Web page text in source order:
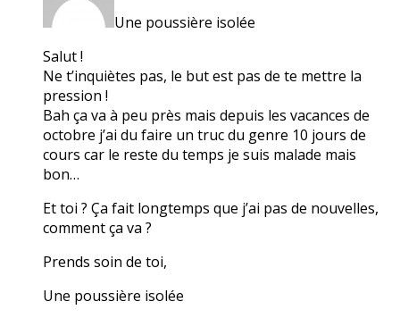
Une poussière isolée
Salut !
Ne t’inquiètes pas, le but est pas de te mettre la
pression !
Bah ça va à peu près mais depuis les vacances de
octobre j’ai du faire un truc du genre 10 jours de
cours car le reste du temps je suis malade mais
bon…
Et toi ? Ça fait longtemps que j’ai pas de nouvelles,
comment ça va ?
Prends soin de toi,
Une poussière isolée